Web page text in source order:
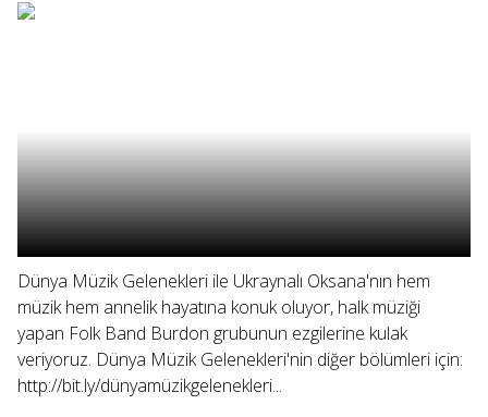
Dünya Müzik Gelenekleri ile Ukraynalı Oksana'nın hem
müzik hem annelik hayatına konuk oluyor, halk müziği
yapan Folk Band Burdon grubunun ezgilerine kulak
veriyoruz. Dünya Müzik Gelenekleri'nin diğer bölümleri için:
http://bit.ly/dünyamüzikgelenekleri...